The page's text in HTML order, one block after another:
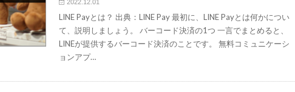
2022.12.01
LINE Payとは？ 出典：LINE Pay 最初に、LINE Payとは何かについ
て、説明しましょう。 バーコード決済の1つ 一言でまとめると、
LINEが提供するバーコード決済のことです。 無料コミュニケーシ
ョンアプ…